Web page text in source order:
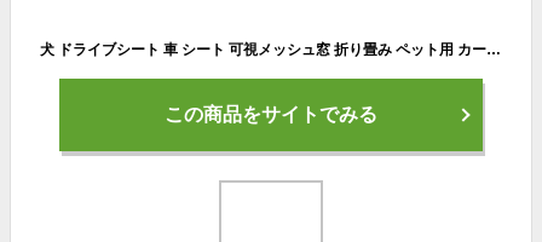
犬 ドライブシート 車 シート 可視メッシュ窓 折り畳み ペット用 カーシート 犬用 ペット用 ペット 車用ペットシート 後部座席シート 後部 座席 清潔簡単 防水 汚れ防止 滑り止め お出かけ オックスフォード 軽自動車 多車種通用
この商品をサイトでみる